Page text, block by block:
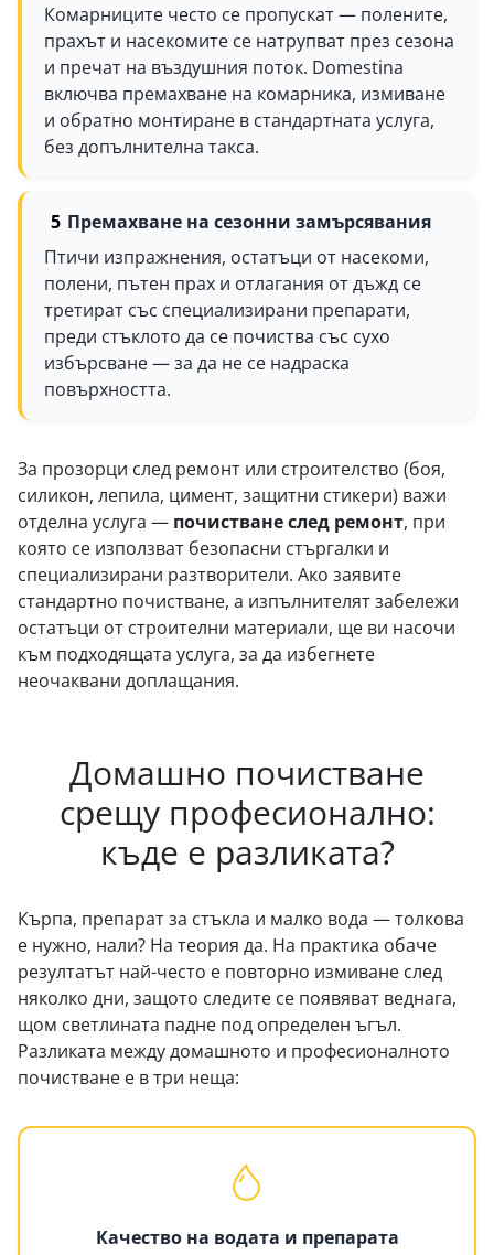
Комарниците често се пропускат — полените,
прахът и насекомите се натрупват през сезона
и пречат на въздушния поток. Domestina
включва премахване на комарника, измиване
и обратно монтиране в стандартната услуга,
без допълнителна такса.
Премахване на сезонни замърсявания
Птичи изпражнения, остатъци от насекоми,
полени, пътен прах и отлагания от дъжд се
третират със специализирани препарати,
преди стъклото да се почиства със сухо
избърсване — за да не се надраска
повърхността.
За прозорци след ремонт или строителство (боя,
силикон, лепила, цимент, защитни стикери) важи
отделна услуга — почистване след ремонт, при
която се използват безопасни стъргалки и
специализирани разтворители. Ако заявите
стандартно почистване, а изпълнителят забележи
остатъци от строителни материали, ще ви насочи
към подходящата услуга, за да избегнете
неочаквани доплащания.
Домашно почистване
срещу професионално:
къде е разликата?
Кърпа, препарат за стъкла и малко вода — толкова
е нужно, нали? На теория да. На практика обаче
резултатът най-често е повторно измиване след
няколко дни, защото следите се появяват веднага,
щом светлината падне под определен ъгъл.
Разликата между домашното и професионалното
почистване е в три неща:
Качество на водата и препарата